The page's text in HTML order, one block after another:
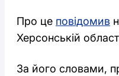
Про це повідомив
Херсонській
За його словами,